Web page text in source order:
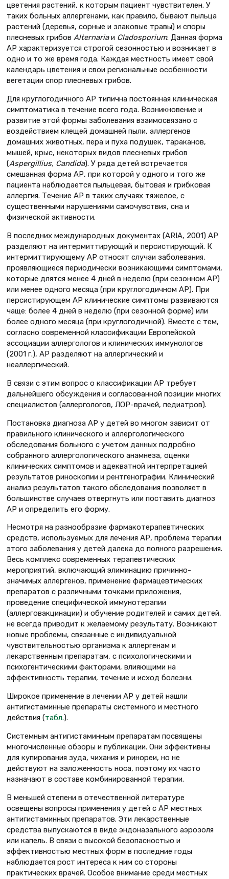
цветения растений, к которым пациент чувствителен. У
таких больных аллергенами, как правило, бывают пыльца
растений (деревья, сорные и злаковые травы) и споры
плесневых грибов Alternariaи Cladosporium. Данная форма
АР характеризуется строгой сезонностью и возникает в
одно и то же время года. Каждая местность имеет свой
календарь цветения и свои региональные особенности
вегетации спор плесневых грибов.
Для круглогодичного АР типична постоянная клиническая
симптоматика в течение всего года. Возникновение и
развитие этой формы заболевания взаимосвязано с
воздействием клещей домашней пыли, аллергенов
домашних животных, пера и пуха подушек, тараканов,
мышей, крыс, некоторых видов плесневых грибов
(Aspergillius, Candida). У ряда детей встречается
смешанная форма АР, при которой у одного и того же
пациента наблюдается пыльцевая, бытовая и грибковая
аллергия. Течение АР в таких случаях тяжелое, с
существенными нарушениями самочувствия, сна и
физической активности.
В последних международных документах (ARIA, 2001) АР
разделяют на интермиттирующий и персистирующий. К
интермиттирующему АР относят случаи заболевания,
проявляющиеся периодически возникающими симптомами,
которые длятся менее 4 дней в неделю (при сезонном АР)
или менее одного месяца (при круглогодичном АР). При
персистирующем АР клинические симптомы развиваются
чаще: более 4 дней в неделю (при сезонной форме) или
более одного месяца (при круглогодичной). Вместе с тем,
согласно современной классификации Европейской
ассоциации аллергологов и клинических иммунологов
(2001 г.), АР разделяют на аллергический и
неаллергический.
В связи с этим вопрос о классификации АР требует
дальнейшего обсуждения и согласованной позиции многих
специалистов (аллергологов, ЛОР-врачей, педиатров).
Постановка диагноза АР у детей во многом зависит от
правильного клинического и аллергологического
обследования больного с учетом данных подробно
собранного аллергологического анамнеза, оценки
клинических симптомов и адекватной интерпретацией
результатов риноскопии и рентгенографии. Клинический
анализ результатов такого обследования позволяет в
большинстве случаев отвергнуть или поставить диагноз
АР и определить его форму.
Несмотря на разнообразие фармакотерапевтических
средств, используемых для лечения АР, проблема терапии
этого заболевания у детей далека до полного разрешения.
Весь комплекс современных терапевтических
мероприятий, включающий элиминацию причинно-
значимых аллергенов, применение фармацевтических
препаратов с различными точками приложения,
проведение специфической иммунотерапии
(аллерговакцинации) и обучение родителей и самих детей,
не всегда приводит к желаемому результату. Возникают
новые проблемы, связанные с индивидуальной
чувствительностью организма к аллергенам и
лекарственным препаратам, с психологическими и
психогентическими факторами, влияющими на
эффективность терапии, течение и исход болезни.
Широкое применение в лечении АР у детей нашли
антигистаминные препараты системного и местного
действия (табл.).
Системным антигистаминным препаратам посвящены
многочисленные обзоры и публикации. Они эффективны
для купирования зуда, чихания и ринореи, но не
действуют на заложенность носа, поэтому их часто
назначают в составе комбинированной терапии.
В меньшей степени в отечественной литературе
освещены вопросы применения у детей с АР местных
антигистаминных препаратов. Эти лекарственные
средства выпускаются в виде эндоназального аэрозоля
или капель. В связи с высокой безопасностью и
эффективностью местных форм в последние годы
наблюдается рост интереса к ним со стороны
практических врачей. Особое внимание среди местных